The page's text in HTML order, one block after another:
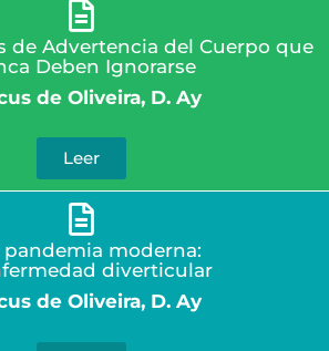
de Advertencia del Cuerpo que
Deben Ignorarse
de Oliveira, D. Ay
Leer
pandemia moderna:
diverticular
de Oliveira, D. Ay